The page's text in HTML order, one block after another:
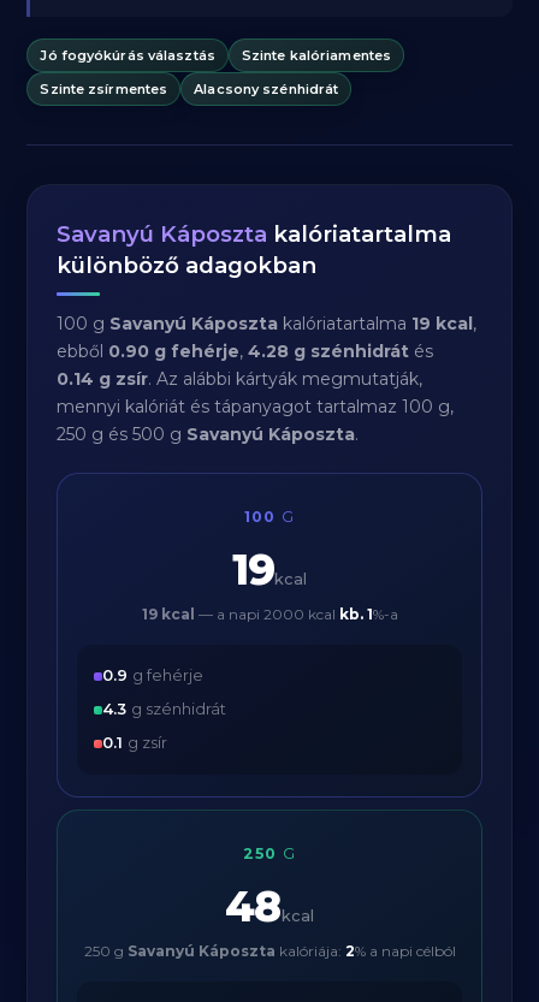
Jó fogyókúrás választás
Szinte kalóriamentes
Szinte zsírmentes
Alacsony szénhidrát
Savanyú Káposzta kalóriatartalma
különböző adagokban
100 g Savanyú Káposzta kalóriatartalma 19 kcal,
ebből 0.90 g fehérje,4.28 g szénhidrát és
0.14 g zsír. Az alábbi kártyák megmutatják,
mennyi kalóriát és tápanyagot tartalmaz 100 g,
250 g és 500 g Savanyú Káposzta.
100 G
19kcal
19 kcal — a napi 2000 kcal kb. 1%-a
0.9 g fehérje
4.3 g szénhidrát
0.1 g zsír
250 G
48 kcal
250 g Savanyú Káposzta kalóriája: 2% a napi célból